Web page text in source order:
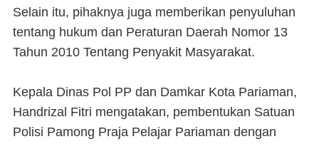
Selain itu, pihaknya juga memberikan penyuluhan
tentang hukum dan Peraturan Daerah Nomor 13
Tahun 2010 Tentang Penyakit Masyarakat.
Kepala Dinas Pol PP dan Damkar Kota Pariaman,
Handrizal Fitri mengatakan, pembentukan Satuan
Polisi Pamong Praja Pelajar Pariaman dengan